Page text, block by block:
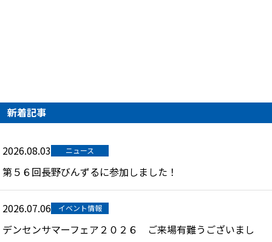
新着記事
2026.08.03 ニュース
第５６回長野びんずるに参加しました！
2026.07.06 イベント情報
デンセンサマーフェア２０２６ ご来場有難うございまし